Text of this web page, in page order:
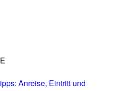
Anreise, Eintritt und